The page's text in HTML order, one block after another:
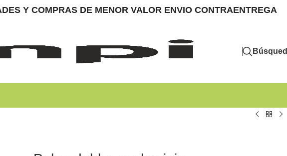
Y COMPRAS DE MENOR VALOR ENVIO CONTRAENTREGA